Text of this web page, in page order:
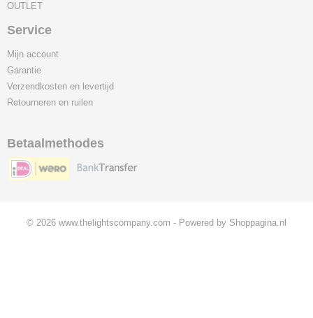
OUTLET
Service
Mijn account
Garantie
Verzendkosten en levertijd
Retourneren en ruilen
Betaalmethodes
© 2026 www.thelightscompany.com - Powered by Shoppagina.nl